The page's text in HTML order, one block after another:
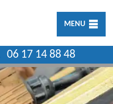
MENU
06 17 14 88 48